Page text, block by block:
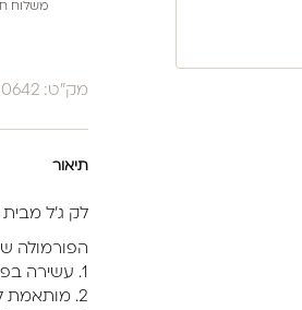
משלוח
מק"ט: 6010642
תיאור
לק ג’ל מבית Glamour מונה מעל 200 גוונים מרהיבים.
הפורמולה
1. עשירה בפיגמנטים איכותיים
2. מותאמת לאקלים הישראלי